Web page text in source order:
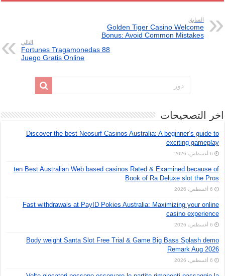
السابق
Golden Tiger Casino Welcome
Bonus: Avoid Common Mistakes
التالي
88 Fortunes Tragamonedas
Juego Gratis Online
اخر التصحيحات
Discover the best Neosurf Casinos Australia: A beginner’s guide to
exciting gameplay
6 أغسطس، 2026
ten Best Australian Web based casinos Rated & Examined because of
Book of Ra Deluxe slot the Pros
6 أغسطس، 2026
Fast withdrawals at PayID Pokies Australia: Maximizing your online
casino experience
6 أغسطس، 2026
Body weight Santa Slot Free Trial & Game Big Bass Splash demo
Remark Aug 2026
6 أغسطس، 2026